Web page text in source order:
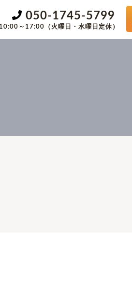
050-1745-5799
10:00～17:00（火曜日・水曜日定休）